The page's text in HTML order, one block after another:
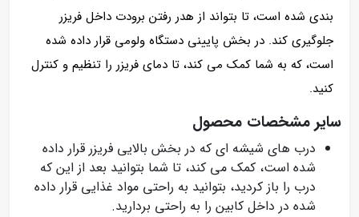
بندی شده است، تا بتواند از هدر رفتن برودت داخل فریزر
جلوگیری کند. در بخش پایینی دستگاه ولومی قرار داده شده
است، که به شما کمک می کند، تا دمای فریزر را تنظیم و کنترل
کنید.
سایر مشخصات محصول
درب های شیشه ای که در بخش بالایی فریزر قرار داده
شده است، کمک می کند، تا شما بتوانید بعد از این که
درب را باز کردید، بتوانید به راحتی مواد غذایی قرار داده
شده در داخل کابین را به راحتی بردارید.